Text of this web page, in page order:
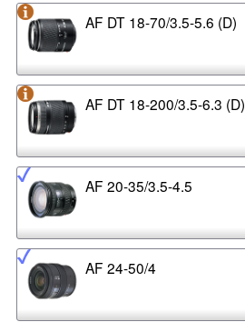
AF DT 18-70/3.5-5.6 (D)
AF DT 18-200/3.5-6.3 (D)
AF 20-35/3.5-4.5
AF 24-50/4